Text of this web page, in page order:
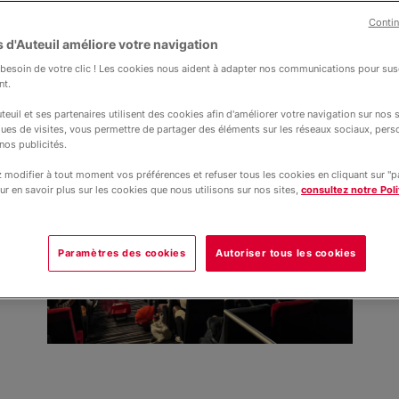
sur le thème du voyage dans le
en beauté le jeudi 18 et le
: les projections au cinéma et la
d'Auteuil améliore votre navigation
de votre clic ! Les cookies nous aident à adapter nos communications pour
et ses partenaires utilisent des cookies afin d'améliorer votre navigation sur nos
de visites, vous permettre de partager des éléments sur les réseaux sociaux,
publicités.
modifier à tout moment vos préférences et refuser tous les cookies en cliquant sur
en savoir plus sur les cookies que nous utilisons sur nos sites, consultez notre
Paramètres des cookies Autoriser tous les cookies